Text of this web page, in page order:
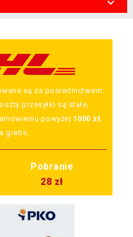

są za pośrednictwem
przesyłki są stałe,
powyżej 1000 zł
gratis.
Pobranie
28 zł